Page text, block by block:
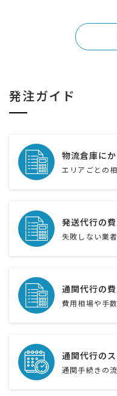
発注ガイド
物流倉庫に
エリアごとの
発送代行の
失敗しない業
通関代行の
費用相場や手
通関代行の
通関手続きの